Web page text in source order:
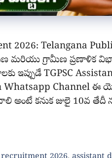
2026: Telangana
మరియు గ్రామీణ
ఇప్పుడే TGPSC
Whatsapp Channel ఈ
అంటే కనుక జులై 10వ తేదీ